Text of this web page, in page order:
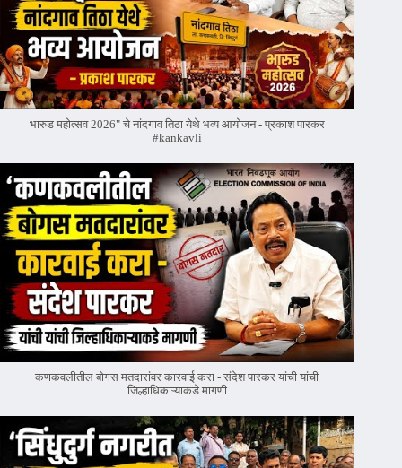
भारुड महोत्सव 2026" चे नांदगाव तिठा येथे भव्य आयोजन - प्रकाश पारकर
#kankavli
कणकवलीतील बोगस मतदारांवर‌ कारवाई करा - संदेश पारकर यांची यांची
जिल्हाधिकाऱ्याकडे मागणी